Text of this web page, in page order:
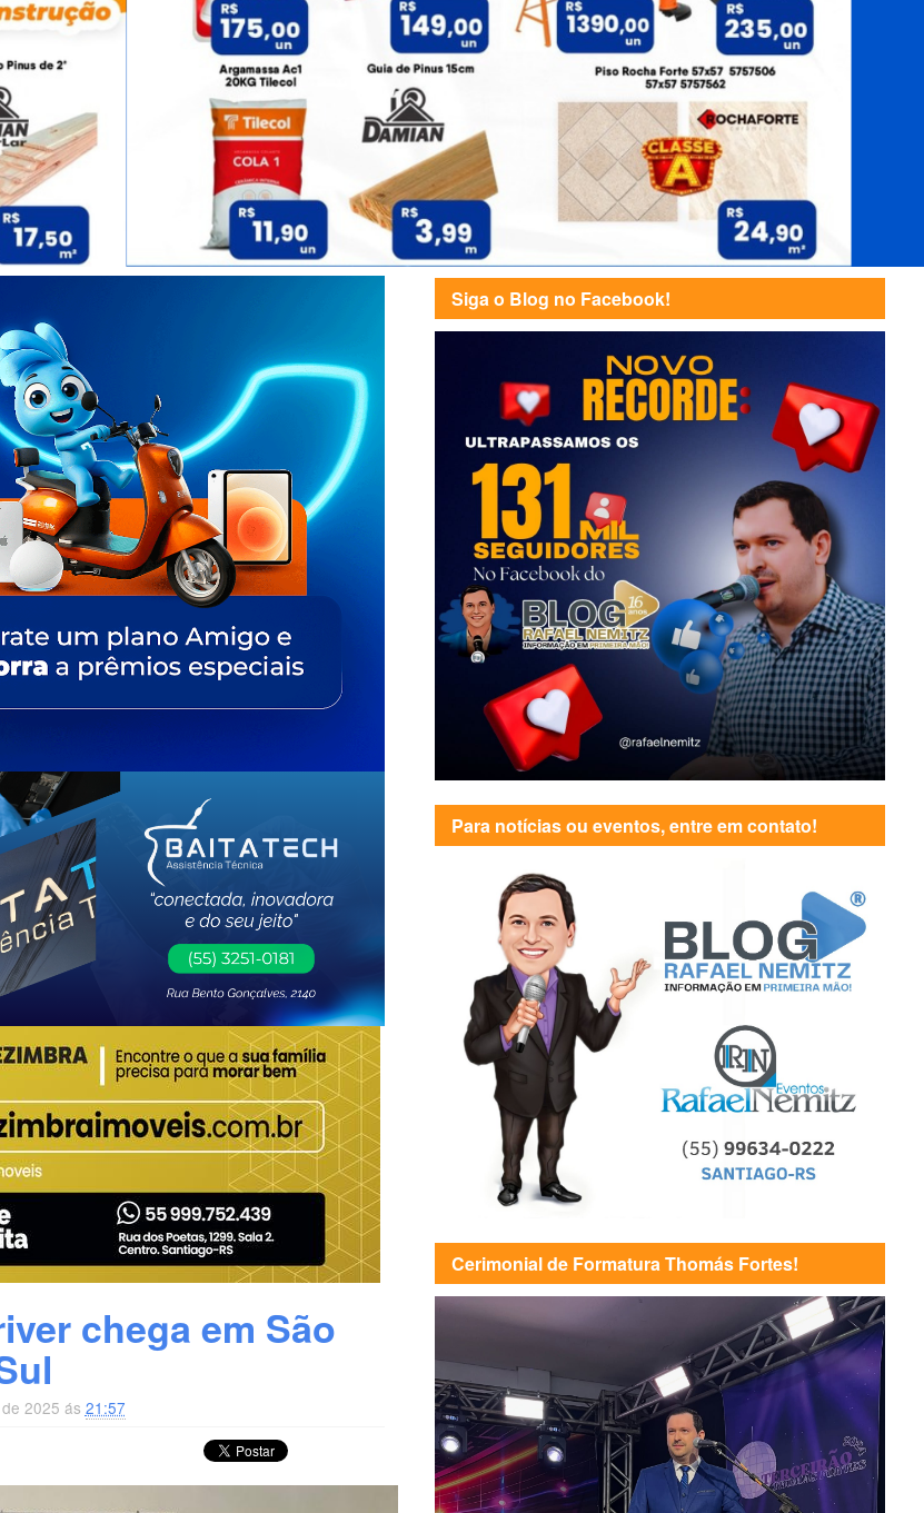
chega em São
2025 ás 21:57
Siga o Blog no Facebook!
Para notícias ou eventos, entre em contato!
Cerimonial de Formatura Thomás Fortes!